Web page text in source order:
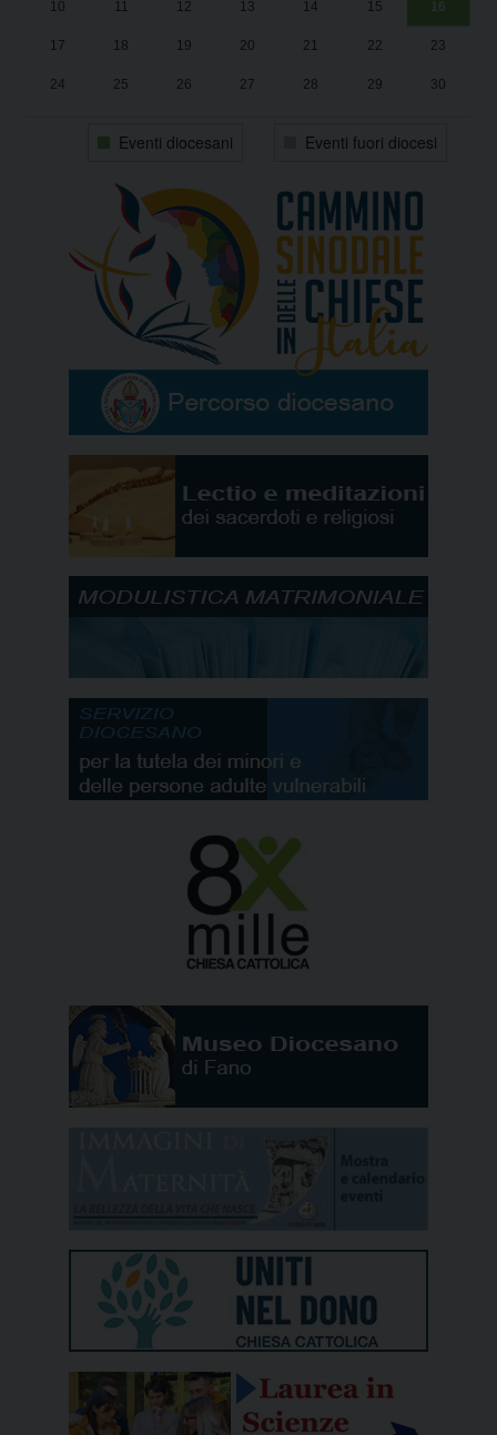
10 11 12 13 14 15 16
17 18 19 20 21 22 23
24 25 26 27 28 29 30
Eventi diocesani Eventi fuori diocesi